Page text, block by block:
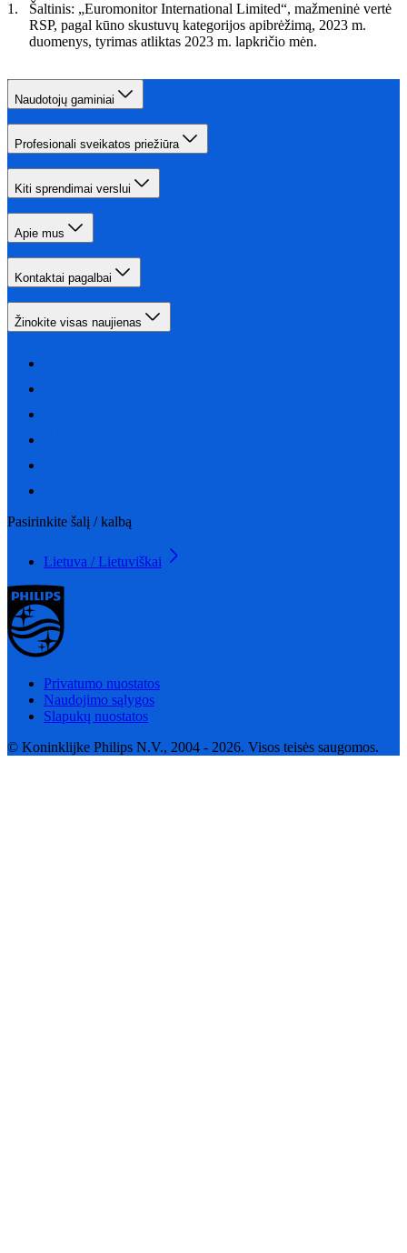
Šaltinis: „Euromonitor International Limited“, mažmeninė vertė
RSP, pagal kūno skustuvų kategorijos apibrėžimą, 2023 m.
duomenys, tyrimas atliktas 2023 m. lapkričio mėn.
Naudotojų gaminiai
Profesionali sveikatos priežiūra
Kiti sprendimai verslui
Apie mus
Kontaktai pagalbai
Žinokite visas naujienas
Pasirinkite šalį / kalbą
Lietuva / Lietuviškai
Privatumo nuostatos
Naudojimo sąlygos
Slapukų nuostatos
© Koninklijke Philips N.V., 2004 - 2026. Visos teisės saugomos.